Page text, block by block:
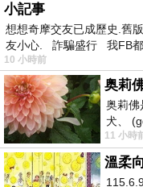
小記事
想想奇摩交友已成歷史.舊
友小心. 詐騙盛行 我FB都
10 小時前
奥莉佛
犬、
劇: 小
11 小時
溫柔